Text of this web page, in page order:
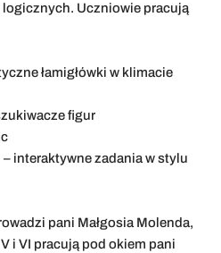
Uczniowie pracują
łamigłówki w klimacie
figur
– interaktywne zadania w stylu
pani Małgosia Molenda,
i VI pracują pod okiem pani